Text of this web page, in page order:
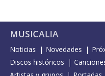
MUSICALIA
Noticias Novedades
Discos históricos